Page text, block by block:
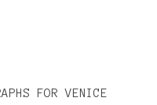
FOR VENICE